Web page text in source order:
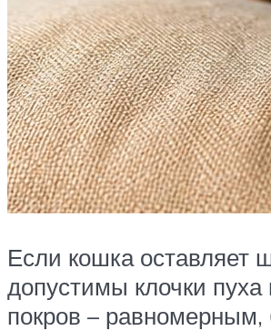
Если кошка оставляет
допустимы клочки
покров – равномерным,